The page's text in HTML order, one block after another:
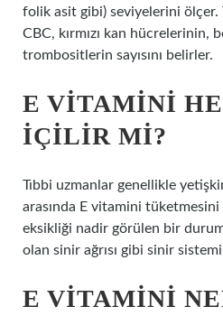
folik asit gibi) seviyelerini ölçer.
CBC, kırmızı kan hücrelerinin,
trombositlerin sayısını belirler.
E VITAMINI
IÇILIR MI?
Tıbbi uzmanlar genellikle
arasında E vitamini
eksikliği nadir görülen bir
olan sinir ağrısı gibi sinir
E VITAMINI